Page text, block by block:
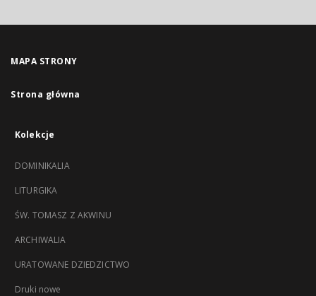
MAPA STRONY
Strona główna
Kolekcje
DOMINIKALIA
LITURGIKA
ŚW. TOMASZ Z AKWINU
ARCHIWALIA
URATOWANE DZIEDZICTWO
Druki nowe